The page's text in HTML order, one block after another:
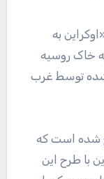
به
خاک روسیه
شده توسط غرب
شده است که
با طرح این